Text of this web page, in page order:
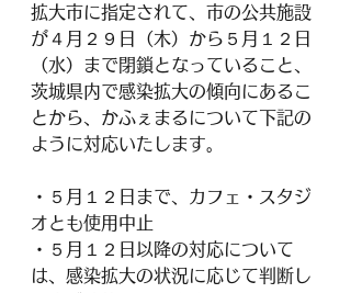
拡大市に指定されて、市の公共施設
が４月２９日（木）から５月１２日
（水）まで閉鎖となっていること、
茨城県内で感染拡大の傾向にあるこ
とから、かふぇまるについて下記の
ように対応いたします。
・５月１２日まで、カフェ・スタジ
オとも使用中止
・５月１２日以降の対応について
は、感染拡大の状況に応じて判断し